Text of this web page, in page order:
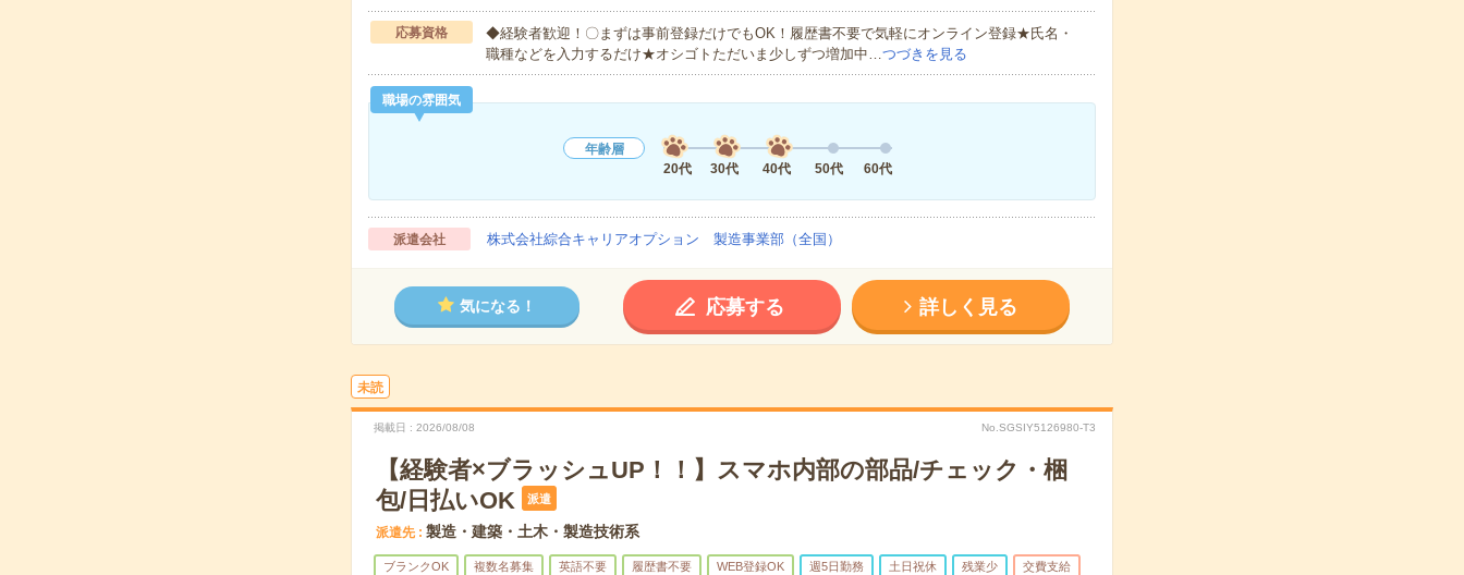
応募資格
◆経験者歓迎！〇まずは事前登録だけでもOK！履歴書不要で気軽にオンライン登録★氏名・
職種などを入力するだけ★オシゴトただいま少しずつ増加中…つづきを見る
職場の雰囲気
年齢層
20代
30代 40代 50代 60代
派遣会社 株式会社綜合キャリアオプション 製造事業部（全国）
気になる！ 応募する 詳しく見る
未読
掲載日 2026/08/08 No.SGSIY5126980-T3
【経験者×ブラッシュUP！！】スマホ内部の部品/チェック・梱
包/日払いOK
派遣
派遣先 製造・建築・土木・製造技術系
ブランクOK 複数名募集 英語不要 履歴書不要 WEB登録OK 週5日勤務 土日祝休 残業少 交費支給